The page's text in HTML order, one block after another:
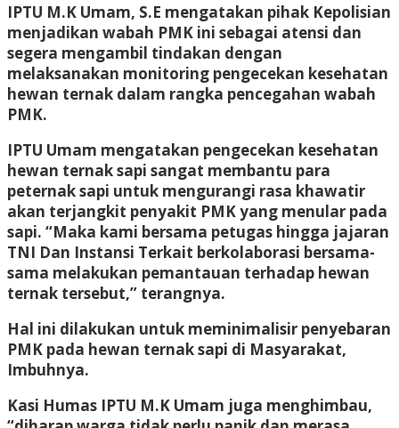
IPTU M.K Umam, S.E mengatakan pihak Kepolisian
menjadikan wabah PMK ini sebagai atensi dan
segera mengambil tindakan dengan
melaksanakan monitoring pengecekan kesehatan
hewan ternak dalam rangka pencegahan wabah
PMK.
IPTU Umam mengatakan pengecekan kesehatan
hewan ternak sapi sangat membantu para
peternak sapi untuk mengurangi rasa khawatir
akan terjangkit penyakit PMK yang menular pada
sapi. “Maka kami bersama petugas hingga jajaran
TNI Dan Instansi Terkait berkolaborasi bersama-
sama melakukan pemantauan terhadap hewan
ternak tersebut,” terangnya.
Hal ini dilakukan untuk meminimalisir penyebaran
PMK pada hewan ternak sapi di Masyarakat,
Imbuhnya.
Kasi Humas IPTU M.K Umam juga menghimbau,